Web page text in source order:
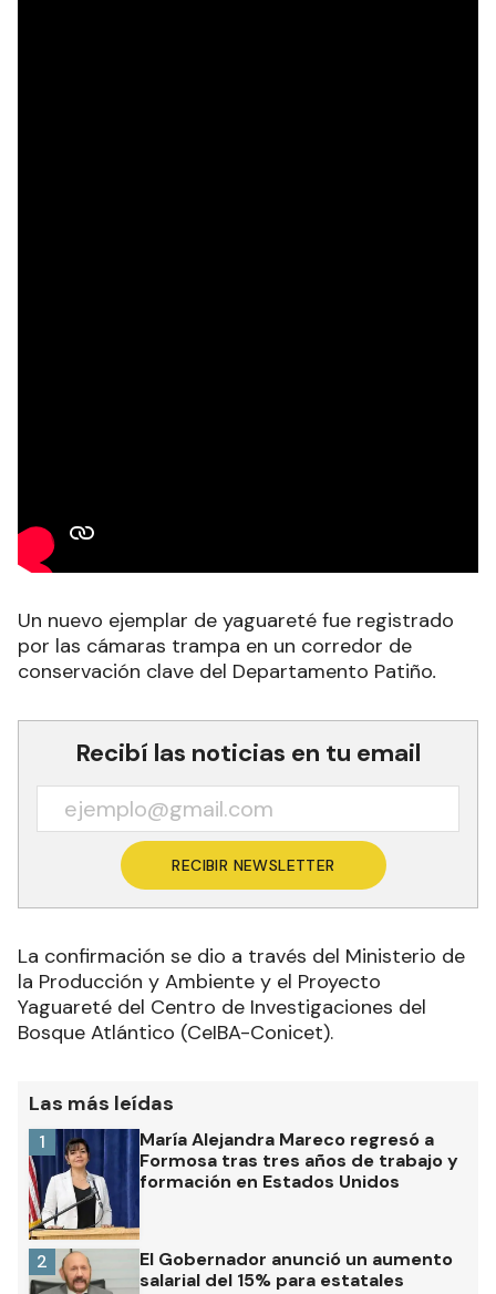
Un nuevo ejemplar de yaguareté fue registrado
por las cámaras trampa en un corredor de
conservación clave del Departamento Patiño.
Recibí las noticias en tu email
RECIBIR NEWSLETTER
La confirmación se dio a través del Ministerio de
la Producción y Ambiente y el Proyecto
Yaguareté del Centro de Investigaciones del
Bosque Atlántico (CeIBA-Conicet).
Las más leídas
María Alejandra Mareco regresó a
Formosa tras tres años de trabajo y
formación en Estados Unidos
1
El Gobernador anunció un aumento
salarial del 15% para estatales
2